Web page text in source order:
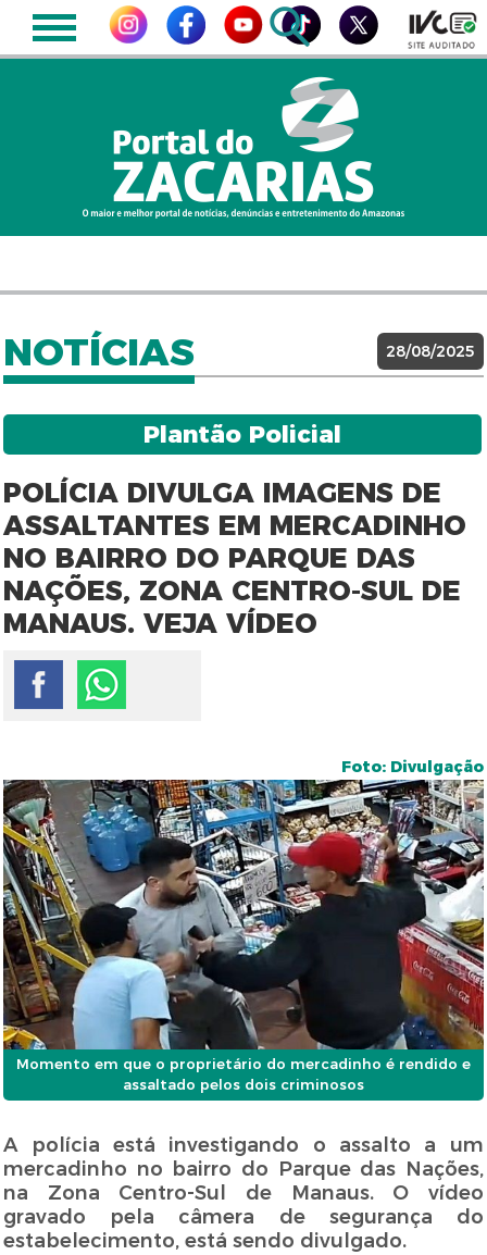
NOTÍCIAS 28/08/2025
Plantão Policial
POLÍCIA DIVULGA IMAGENS DE
ASSALTANTES EM MERCADINHO
NO BAIRRO DO PARQUE DAS
NAÇÕES, ZONA CENTRO-SUL DE
MANAUS. VEJA VÍDEO
Foto: Divulgação
Momento em que o proprietário do mercadinho é rendido e
assaltado pelos dois criminosos
A polícia está investigando o assalto a um
mercadinho no bairro do Parque das Nações,
na Zona Centro-Sul de Manaus. O vídeo
gravado pela câmera de segurança do
estabelecimento, está sendo divulgado.